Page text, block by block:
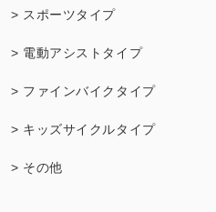
> スポーツタイプ
> 電動アシストタイプ
> ファインバイクタイプ
> キッズサイクルタイプ
> その他